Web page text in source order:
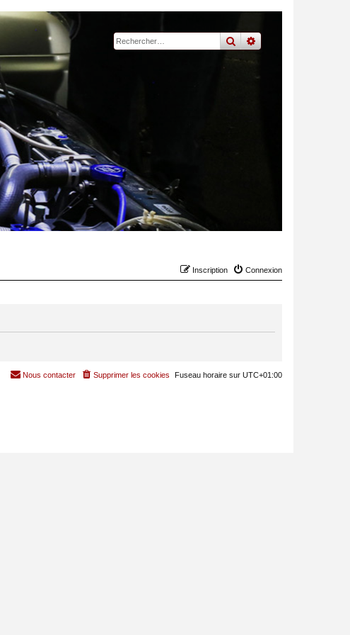
rechercher
recherche
Connexion
Inscription
Fuseau horaire sur UTC+01:00
Supprimer les cookies
Nous contacter